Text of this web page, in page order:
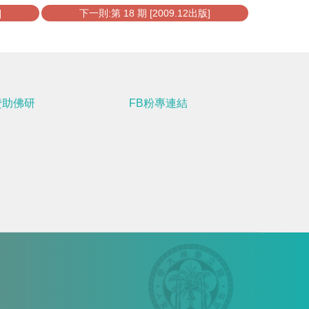
下一則:第 18 期 [2009.12出版]
助佛研 FB粉專連結